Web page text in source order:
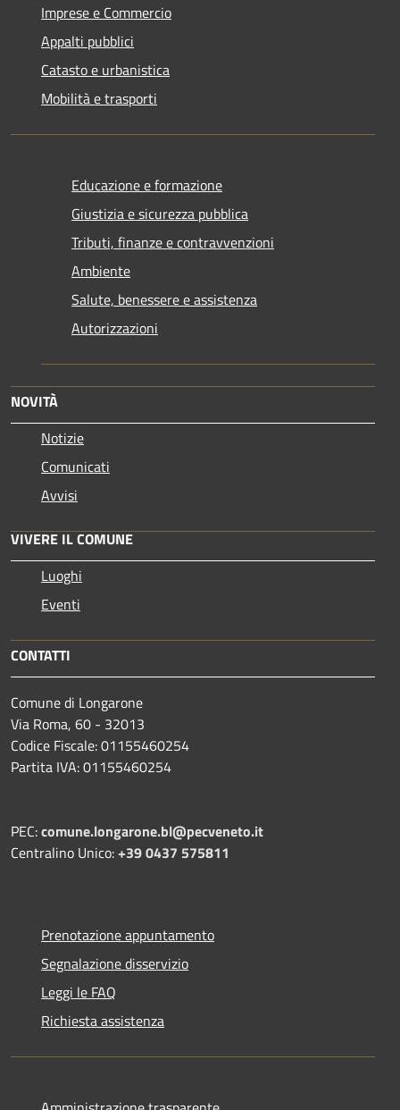
Imprese e Commercio
Appalti pubblici
Catasto e urbanistica
Mobilità e trasporti
Educazione e formazione
Giustizia e sicurezza pubblica
Tributi, finanze e contravvenzioni
Ambiente
Salute, benessere e assistenza
Autorizzazioni
NOVITÀ
Notizie
Comunicati
Avvisi
VIVERE IL COMUNE
Luoghi
Eventi
CONTATTI
Comune di Longarone
Via Roma, 60 - 32013
Codice Fiscale: 01155460254
Partita IVA: 01155460254
PEC:comune.longarone.bl@pecveneto.it
Centralino Unico:+39 0437 575811
Prenotazione appuntamento
Segnalazione disservizio
Leggi le FAQ
Richiesta assistenza